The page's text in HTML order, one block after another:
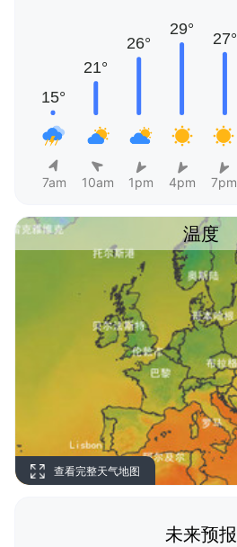
7am 10am 1pm 4pm 7pm
温度
查看完整天气地图
未来预报